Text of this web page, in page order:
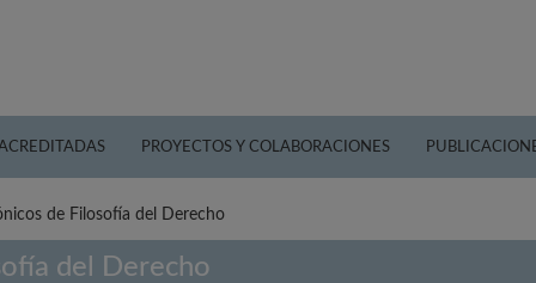
PROYECTOS Y COLABORACIONES
de Filosofía del Derecho
del Derecho